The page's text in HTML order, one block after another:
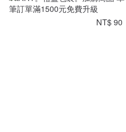
筆訂單滿1500元免費升級
NT$ 90